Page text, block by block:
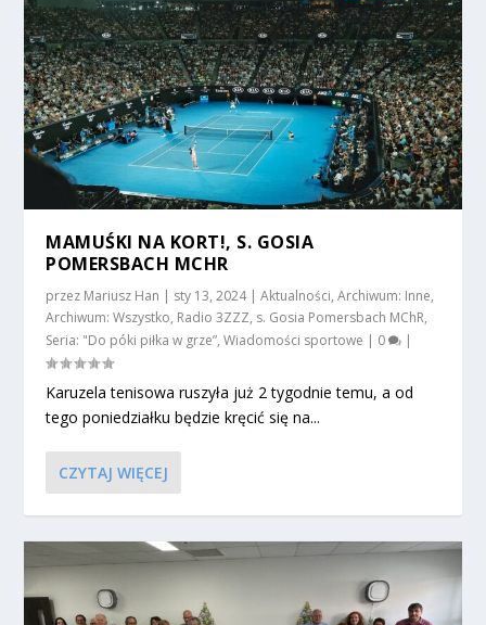
MAMUŚKI NA KORT!, S. GOSIA
POMERSBACH MCHR
przez Mariusz Han | sty 13, 2024|Aktualności,Archiwum: Inne,
Archiwum: Wszystko, Radio 3ZZZ, s. Gosia Pomersbach MChR,
Seria: "Do póki piłka w grze”,Wiadomości sportowe | 0 |
Karuzela tenisowa ruszyła już 2 tygodnie temu, a od
tego poniedziałku będzie kręcić się na...
CZYTAJ WIĘCEJ